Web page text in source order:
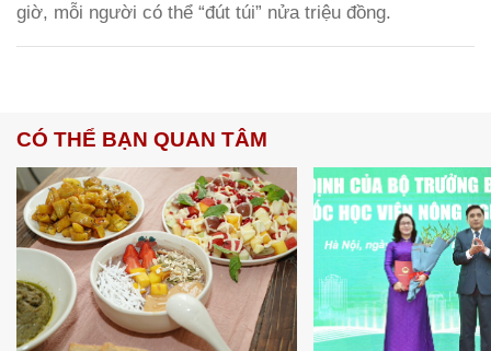
giờ, mỗi người có thể “đút túi” nửa triệu đồng.
CÓ THỂ BẠN QUAN TÂM